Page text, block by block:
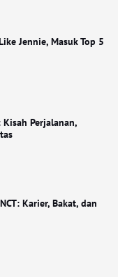
Jennie, Masuk Top 5
Perjalanan,
Karier, Bakat, dan